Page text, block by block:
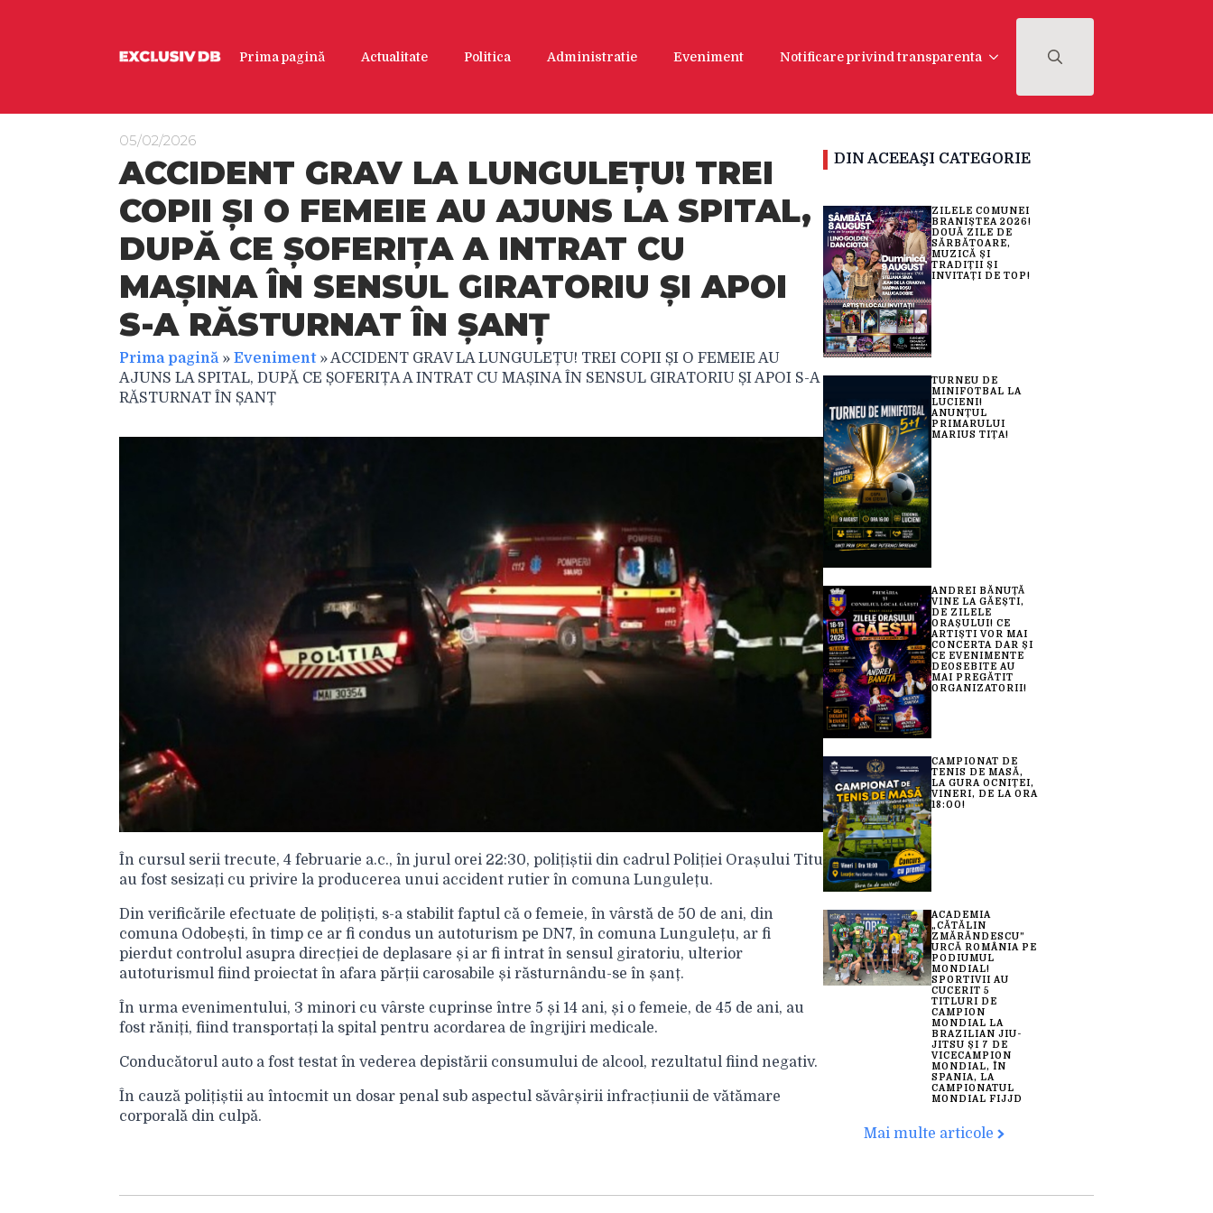
Prima pagină Actualitate Politica Administratie Eveniment Notificare privind transparenta
05/02/2026
ACCIDENT GRAV LA LUNGULEȚU! TREI
COPII ȘI O FEMEIE AU AJUNS LA SPITAL,
DUPĂ CE ȘOFERIȚA A INTRAT CU
MAȘINA ÎN SENSUL GIRATORIU ȘI APOI
S-A RĂSTURNAT ÎN ȘANȚ
Prima pagină » Eveniment »ACCIDENT GRAV LA LUNGULEȚU! TREI COPII ȘI O FEMEIE AU
AJUNS LA SPITAL, DUPĂ CE ȘOFERIȚA A INTRAT CU MAȘINA ÎN SENSUL GIRATORIU ȘI APOI S-A
RĂSTURNAT ÎN ȘANȚ
În cursul serii trecute, 4 februarie a.c., în jurul orei 22:30, polițiștii din cadrul Poliției Orașului Titu
au fost sesizați cu privire la producerea unui accident rutier în comuna Lungulețu.
Din verificările efectuate de polițiști, s-a stabilit faptul că o femeie, în vârstă de 50 de ani, din
comuna Odobești, în timp ce ar fi condus un autoturism pe DN7, în comuna Lungulețu, ar fi
pierdut controlul asupra direcției de deplasare și ar fi intrat în sensul giratoriu, ulterior
autoturismul fiind proiectat în afara părții carosabile și răsturnându-se în șanț.
În urma evenimentului, 3 minori cu vârste cuprinse între 5 și 14 ani, și o femeie, de 45 de ani, au
fost răniți, fiind transportați la spital pentru acordarea de îngrijiri medicale.
Conducătorul auto a fost testat în vederea depistării consumului de alcool, rezultatul fiind negativ.
În cauză polițiștii au întocmit un dosar penal sub aspectul săvârșirii infracțiunii de vătămare
corporală din culpă.
DIN ACEEAŞI CATEGORIE
ZILELE COMUNEI
BRANIȘTEA 2026!
DOUĂ ZILE DE
SĂRBĂTOARE,
MUZICĂ ȘI
TRADIȚII ȘI
INVITAȚI DE TOP!
TURNEU DE
MINIFOTBAL LA
LUCIENI!
ANUNȚUL
PRIMARULUI
MARIUS TIȚA!
ANDREI BĂNUȚĂ
VINE LA GĂEȘTI,
DE ZILELE
ORAȘULUI! CE
ARTIȘTI VOR MAI
CONCERTA DAR ȘI
CE EVENIMENTE
DEOSEBITE AU
MAI PREGĂTIT
ORGANIZATORII!
CAMPIONAT DE
TENIS DE MASĂ,
LA GURA OCNIȚEI,
VINERI, DE LA ORA
18:00!
ACADEMIA
„CĂTĂLIN
ZMĂRĂNDESCU”
URCĂ ROMÂNIA PE
PODIUMUL
MONDIAL!
SPORTIVII AU
CUCERIT 5
TITLURI DE
CAMPION
MONDIAL LA
BRAZILIAN JIU-
JITSU ȘI 7 DE
VICECAMPION
MONDIAL, ÎN
SPANIA, LA
CAMPIONATUL
MONDIAL FIJJD
Mai multe articole